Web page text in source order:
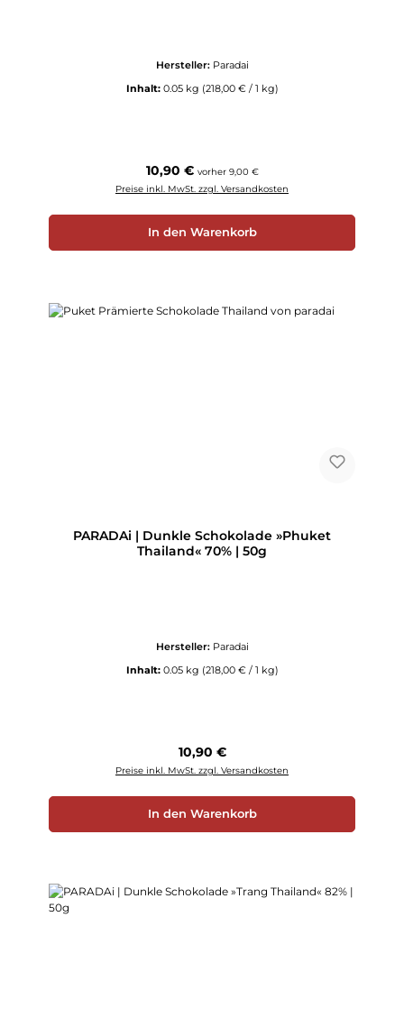
Hersteller: Paradai
Inhalt: 0.05 kg (218,00 € / 1 kg)
Regulärer Preis:
10,90 € vorher 9,00 €
Preise inkl. MwSt. zzgl. Versandkosten
In den Warenkorb
PARADAi | Dunkle Schokolade »Phuket
Thailand« 70% | 50g
Hersteller: Paradai
Inhalt: 0.05 kg (218,00 € / 1 kg)
Regulärer Preis:
10,90 €
Preise inkl. MwSt. zzgl. Versandkosten
In den Warenkorb